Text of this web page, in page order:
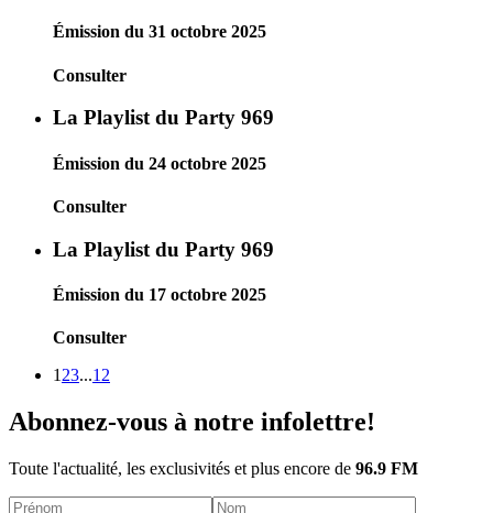
Émission du 31 octobre 2025
Consulter
La Playlist du Party 969
Émission du 24 octobre 2025
Consulter
La Playlist du Party 969
Émission du 17 octobre 2025
Consulter
1 23...12
Abonnez-vous à notre infolettre!
Toute l'actualité, les exclusivités et plus encore de 96.9 FM